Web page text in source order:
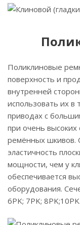
Поликлиновые
поверхность и
внутренней
использовать их в
приводах с
при очень
ремённых шкивов.
эластичность
мощности, чем у
обеспечивается
оборудования.
6PK; 7PK; 8PK;10PK.